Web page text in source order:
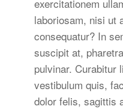
exercitationem
laboriosam, nisi ut
consequatur? In
suscipit at,
pulvinar. Curabitur
vestibulum quis,
dolor felis, sagittis